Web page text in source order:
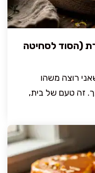
(הסוד לסחיטה
רוצה משהו
זה טעם של בית,